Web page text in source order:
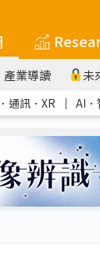
產業導讀 未
通訊．XR ｜ AI．